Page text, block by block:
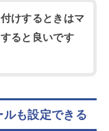
けするときはマ
ると良いです
も設定できる